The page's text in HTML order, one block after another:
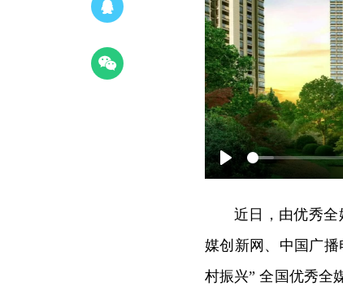
Play
近日，由优秀
媒创新网、中国广
村振兴” 全国优秀全